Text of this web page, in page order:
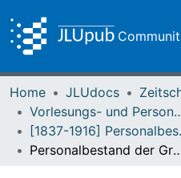
Home JLUdocs
Vorlesungs- und
[1837-1916]
Personalbestand der Großherzoglich Hessischen Ludewigs-Universität